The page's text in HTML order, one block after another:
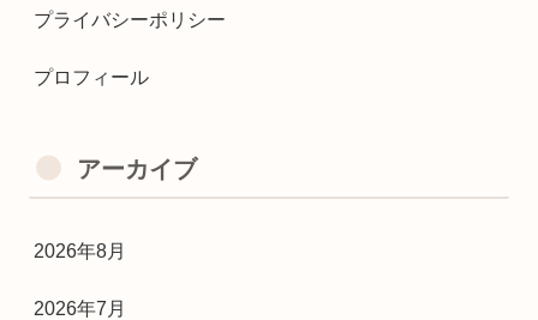
プライバシーポリシー
プロフィール
アーカイブ
2026年8月
2026年7月